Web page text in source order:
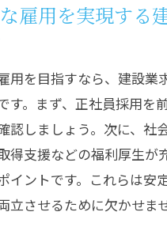
雇用を実現する
用を目指すなら、建設業
す。まず、正社員採用を
認しましょう。次に、社
得支援などの福利厚生が
イントです。これらは安
立させるために欠かせま